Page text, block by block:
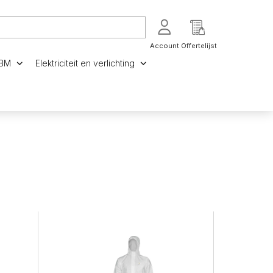
Account Offertelijst
Accessoires
Elektriciteit en verlichting